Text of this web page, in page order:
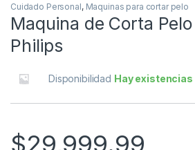
Cuidado Personal, Maquinas para cortar pelo
Maquina de Corta
Philips
Disponibilidad Hay existencias
$29,999.99